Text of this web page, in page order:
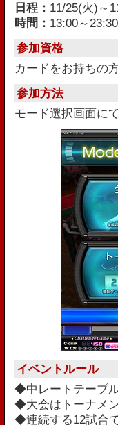
日程： 11/25(火)～
時間： 13:00～23:30
参加資格
カードをお持ちの
参加方法
モード選択画面に
イベントルール
◆中レートテーブ
◆大会はトーナメ
◆連続する12試合